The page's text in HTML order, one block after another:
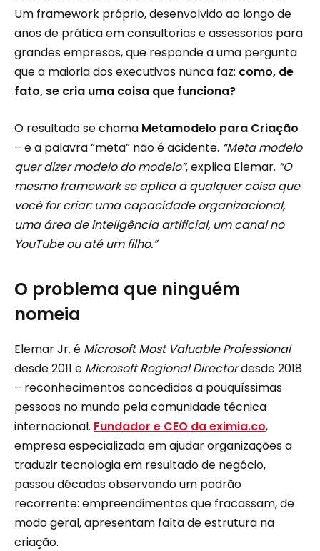
Um framework próprio, desenvolvido ao longo de
anos de prática em consultorias e assessorias para
grandes empresas, que responde a uma pergunta
que a maioria dos executivos nunca faz: como, de
fato, se cria uma coisa que funciona?
O resultado se chama Metamodelo para Criação
– e a palavra “meta” não é acidente. “Meta modelo
quer dizer modelo do modelo”, explica Elemar. “O
mesmo framework se aplica a qualquer coisa que
você for criar: uma capacidade organizacional,
uma área de inteligência artificial, um canal no
YouTube ou até um filho.”
O problema que ninguém
nomeia
Elemar Jr. é Microsoft Most Valuable Professional
desde 2011 e Microsoft Regional Directordesde 2018
– reconhecimentos concedidos a pouquíssimas
pessoas no mundo pela comunidade técnica
internacional. Fundador e CEO daeximia.co,
empresa especializada em ajudar organizações a
traduzir tecnologia em resultado de negócio,
passou décadas observando um padrão
recorrente: empreendimentos que fracassam, de
modo geral, apresentam falta de estrutura na
criação.